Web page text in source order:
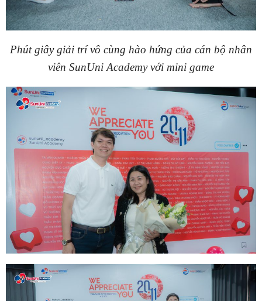
Phút giây giải trí vô cùng hào hứng của cán bộ nhân
viên SunUni Academy với mini game